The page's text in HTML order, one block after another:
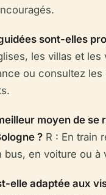
sont-elles
les villas et les
ou consultez les
moyen de se
? R : En train
bus, en voiture ou à
elle adaptée aux